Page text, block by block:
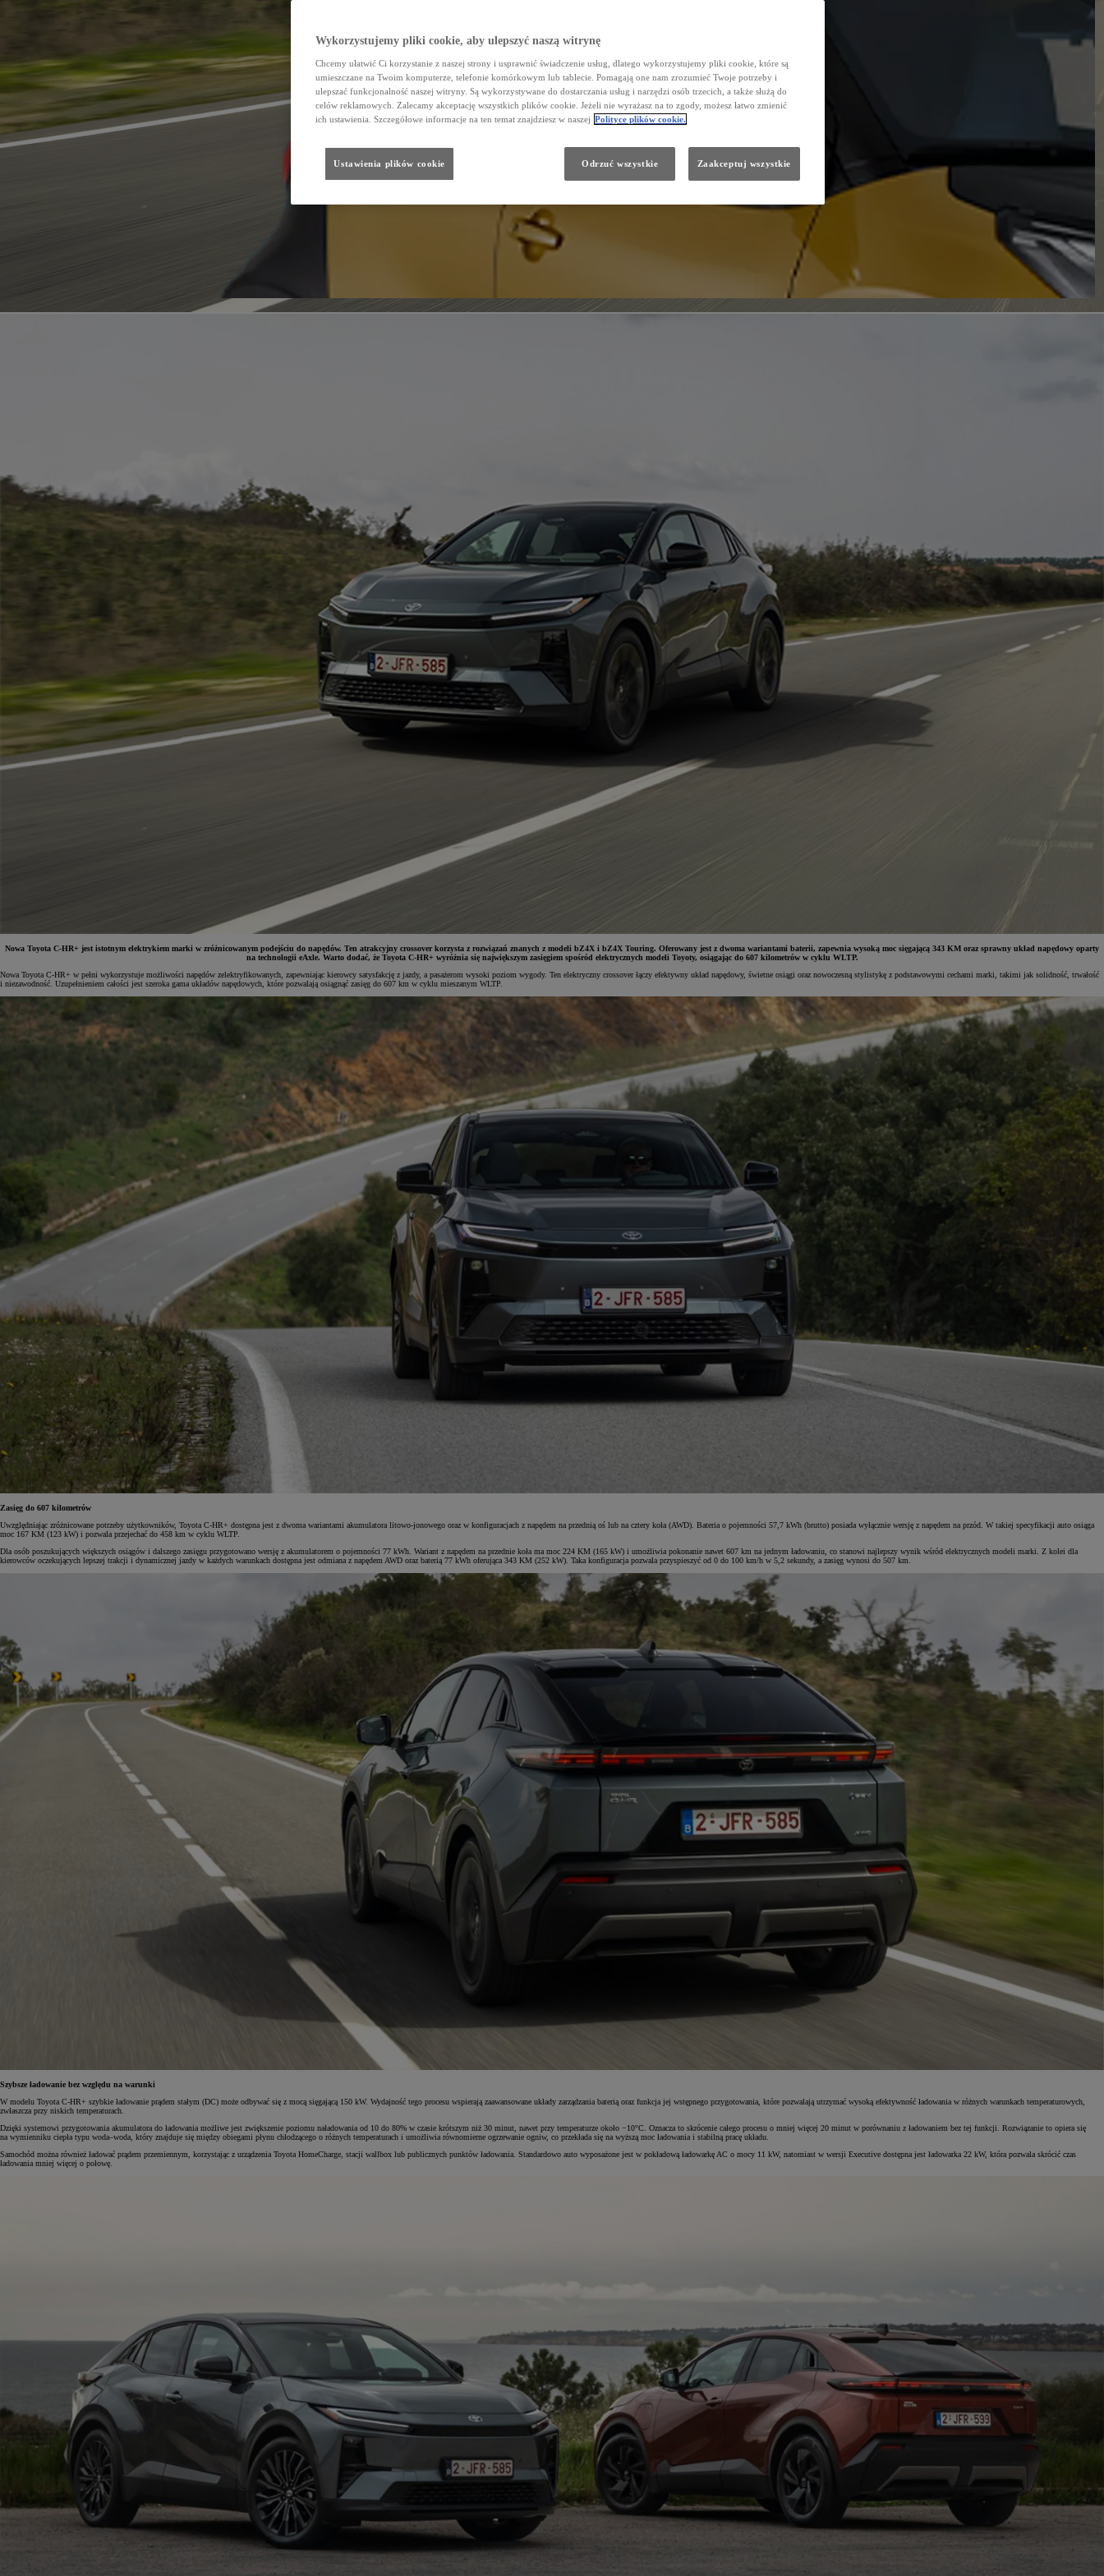
Od81 900 zł
Yaris Cross
Nowa Toyota C-HR+ jest istotnym elektrykiem marki w zróżnicowanym podejściu do napędów. Ten atrakcyjny crossover korzysta z rozwiązań znanych z modeli bZ4X i bZ4X Touring. Oferowany jest z dwoma wariantami baterii, zapewnia wysoką moc sięgającą 343 KM oraz sprawny układ napędowy oparty
na technologii eAxle. Warto dodać, że Toyota C-HR+ wyróżnia się największym zasięgiem spośród elektrycznych modeli Toyoty, osiągając do 607 kilometrów w cyklu WLTP.
Nowa Toyota C-HR+ w pełni wykorzystuje możliwości napędów zelektryfikowanych, zapewniając kierowcy satysfakcję z jazdy, a pasażerom wysoki poziom wygody. Ten elektryczny crossover łączy efektywny układ napędowy, świetne osiągi oraz nowoczesną stylistykę z podstawowymi cechami marki, takimi jak solidność, trwałość
i niezawodność. Uzupełnieniem całości jest szeroka gama układów napędowych, które pozwalają osiągnąć zasięg do 607 km w cyklu mieszanym WLTP.
Zasięg do 607 kilometrów
Uwzględniając zróżnicowane potrzeby użytkowników, Toyota C-HR+ dostępna jest z dwoma wariantami akumulatora litowo-jonowego oraz w konfiguracjach z napędem na przednią oś lub na cztery koła (AWD). Bateria o pojemności 57,7 kWh (brutto) posiada wyłącznie wersję z napędem na przód. W takiej specyfikacji auto osiąga
moc 167 KM (123 kW) i pozwala przejechać do 458 km w cyklu WLTP.
Dla osób poszukujących większych osiągów i dalszego zasięgu przygotowano wersję z akumulatorem o pojemności 77 kWh. Wariant z napędem na przednie koła ma moc 224 KM (165 kW) i umożliwia pokonanie nawet 607 km na jednym ładowaniu, co stanowi najlepszy wynik wśród elektrycznych modeli marki. Z kolei dla
kierowców oczekujących lepszej trakcji i dynamicznej jazdy w każdych warunkach dostępna jest odmiana z napędem AWD oraz baterią 77 kWh oferująca 343 KM (252 kW). Taka konfiguracja pozwala przyspieszyć od 0 do 100 km/h w 5,2 sekundy, a zasięg wynosi do 507 km.
Szybsze ładowanie bez względu na warunki
W modelu Toyota C-HR+ szybkie ładowanie prądem stałym (DC) może odbywać się z mocą sięgającą 150 kW. Wydajność tego procesu wspierają zaawansowane układy zarządzania baterią oraz funkcja jej wstępnego przygotowania, które pozwalają utrzymać wysoką efektywność ładowania w różnych warunkach temperaturowych,
zwłaszcza przy niskich temperaturach.
Dzięki systemowi przygotowania akumulatora do ładowania możliwe jest zwiększenie poziomu naładowania od 10 do 80% w czasie krótszym niż 30 minut, nawet przy temperaturze około −10°C. Oznacza to skrócenie całego procesu o mniej więcej 20 minut w porównaniu z ładowaniem bez tej funkcji. Rozwiązanie to opiera się
na wymienniku ciepła typu woda–woda, który znajduje się między obiegami płynu chłodzącego o różnych temperaturach i umożliwia równomierne ogrzewanie ogniw, co przekłada się na wyższą moc ładowania i stabilną pracę układu.
Samochód można również ładować prądem przemiennym, korzystając z urządzenia Toyota HomeCharge, stacji wallbox lub publicznych punktów ładowania. Standardowo auto wyposażone jest w pokładową ładowarkę AC o mocy 11 kW, natomiast w wersji Executive dostępna jest ładowarka 22 kW, która pozwala skrócić czas
ładowania mniej więcej o połowę.
Wykorzystujemy pliki cookie, aby ulepszyć naszą witrynę
Chcemy ułatwić Ci korzystanie z naszej strony i usprawnić świadczenie usług, dlatego wykorzystujemy pliki cookie, które są
umieszczane na Twoim komputerze, telefonie komórkowym lub tablecie. Pomagają one nam zrozumieć Twoje potrzeby i
ulepszać funkcjonalność naszej witryny. Są wykorzystywane do dostarczania usług i narzędzi osób trzecich, a także służą do
celów reklamowych. Zalecamy akceptację wszystkich plików cookie. Jeżeli nie wyrażasz na to zgody, możesz łatwo zmienić
ich ustawienia. Szczegółowe informacje na ten temat znajdziesz w naszej Polityce plików cookie.
Ustawienia plików cookie Odrzuć wszystkie Zaakceptuj wszystkie